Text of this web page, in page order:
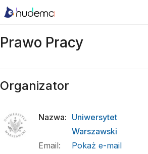
Prawo Pracy
Organizator
Nazwa: Uniwersytet
Warszawski
Email:
Pokaż e-mail